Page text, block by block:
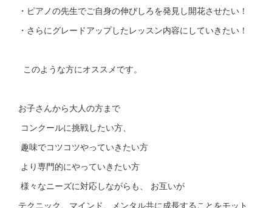
・ピアノの先生でご自身の伸びしろを発見し開花させたい！
・さらにグレードアップしたレッスン内容にしていきたい！
このような方にオススメです。
お子さんから大人の方まで
コンクールに挑戦したい方、
趣味でコツコツやっていきたい方
より専門的にやっていきたい方
様々なニーズに対応しながらも、 お互いが
テクニック、マインド、メンタル共に成長することをモット